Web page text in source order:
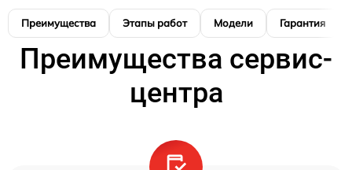
Преимущества Этапы работ Модели Гарантия
Преимущества сервис-
центра